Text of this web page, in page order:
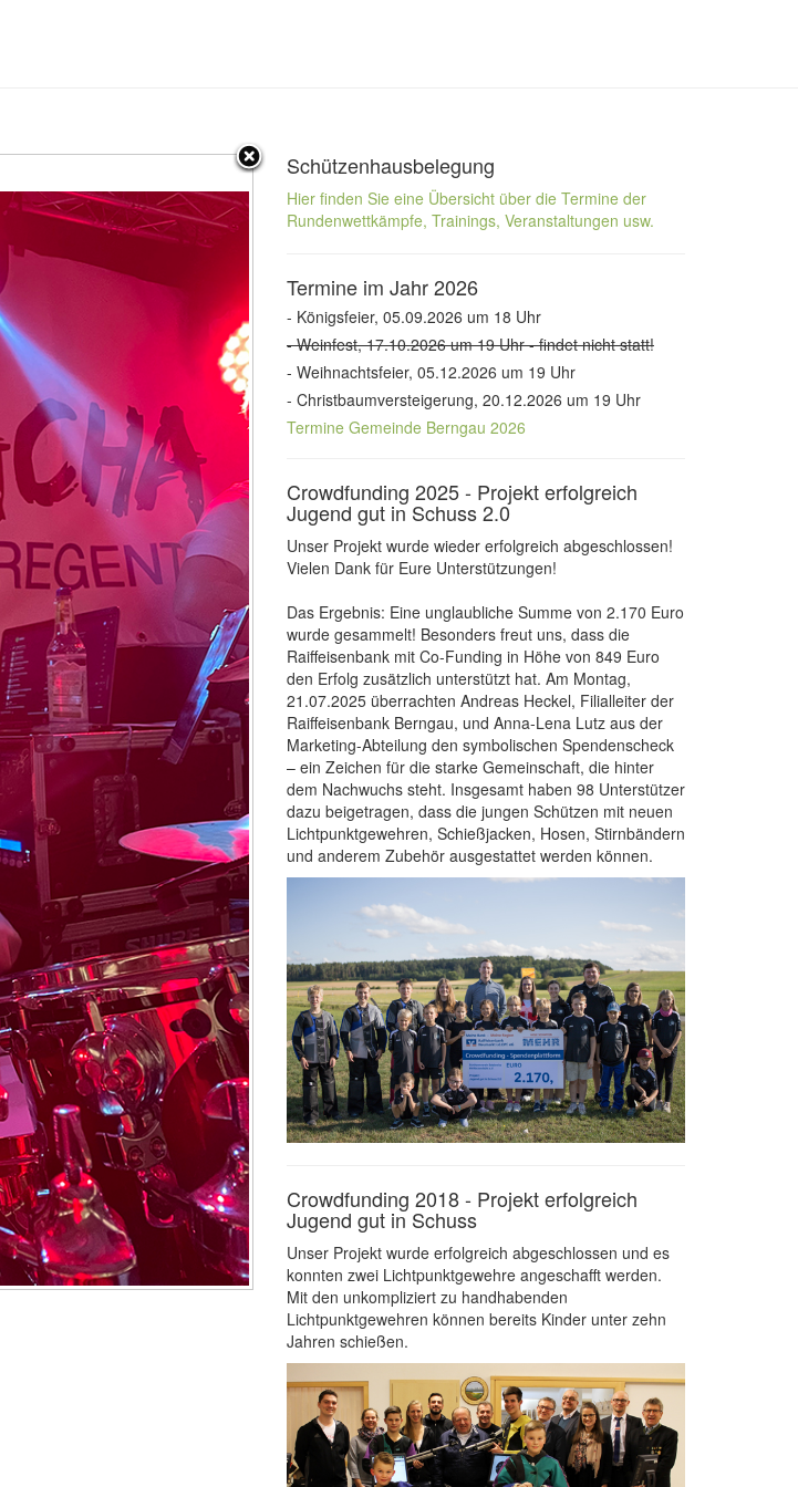
Schützenhausbelegung
Hier finden Sie eine Übersicht über die Termine der
Rundenwettkämpfe, Trainings, Veranstaltungen usw.
Termine im Jahr 2026
- Königsfeier, 05.09.2026 um 18 Uhr
- Weinfest, 17.10.2026 um 19 Uhr - findet nicht statt!
- Weihnachtsfeier, 05.12.2026 um 19 Uhr
- Christbaumversteigerung, 20.12.2026 um 19 Uhr
Termine Gemeinde Berngau 2026
Crowdfunding 2025 - Projekt erfolgreich
Jugend gut in Schuss 2.0
Unser Projekt wurde wieder erfolgreich abgeschlossen!
Vielen Dank für Eure Unterstützungen!
Das Ergebnis: Eine unglaubliche Summe von 2.170 Euro
wurde gesammelt! Besonders freut uns, dass die
Raiffeisenbank mit Co-Funding in Höhe von 849 Euro
den Erfolg zusätzlich unterstützt hat. Am Montag,
21.07.2025 überrachten Andreas Heckel, Filialleiter der
Raiffeisenbank Berngau, und Anna-Lena Lutz aus der
Marketing-Abteilung den symbolischen Spendenscheck
– ein Zeichen für die starke Gemeinschaft, die hinter
dem Nachwuchs steht. Insgesamt haben 98 Unterstützer
dazu beigetragen, dass die jungen Schützen mit neuen
Lichtpunktgewehren, Schießjacken, Hosen, Stirnbändern
und anderem Zubehör ausgestattet werden können.
Crowdfunding 2018 - Projekt erfolgreich
Jugend gut in Schuss
Unser Projekt wurde erfolgreich abgeschlossen und es
konnten zwei Lichtpunktgewehre angeschafft werden.
Mit den unkompliziert zu handhabenden
Lichtpunktgewehren können bereits Kinder unter zehn
Jahren schießen.